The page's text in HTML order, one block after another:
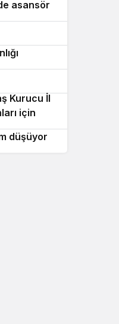
asansör
2
“Konak
Kurucu İl
için
talebi…
düşüyor